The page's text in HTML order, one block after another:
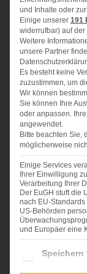
SCALE 1x 2x
Zutaten für
Durchmesser:
300 gMehl
1
1Päckchen
300 gZucker
2Päckchen
4Eier
250 gweiche
1Becher
1gehäufter
1EL Milch
und Inhalte oder
Einige unserer 191
widerrufbar) auf
Weitere
unsere Partner
Es besteht keine
zuzustimmen, um
Wir können
Sie können Ihre
oder anpassen.
angewendet.
Bitte beachten Sie,
möglicherweise
Einige Services
Ihrer Einwilligung
Verarbeitung Ihrer
Der EuGH stuft die
nach EU-
US-Behörden
und Europäer eine
Im Folgenden finden